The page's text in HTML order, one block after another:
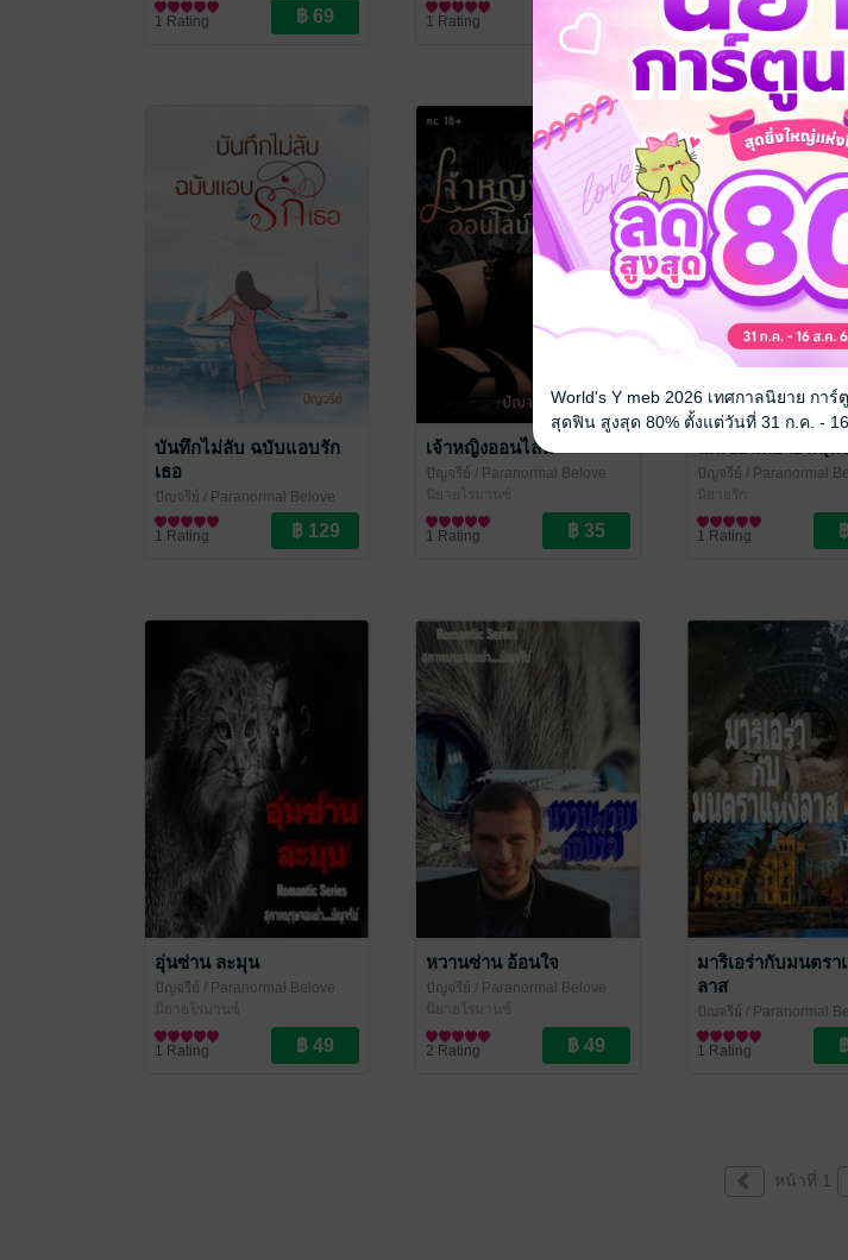
1 Rating 1 Rating 1 Rating
บันทึกไม่ลับ ฉบับแอบรัก
เธอ
ปัญจรีย์ / Paranormal Belove
นิยายรัก
1 Rating
เจ้าหญิงออนไลน์
ปัญจรีย์ / Paranormal Belove
นิยายโรมานซ์
1 Rating
ปัญจรีย์ / Paranormal
นิยายรัก
1 Rating
อุ่นซ่าน ละมุน
ปัญจรีย์ / Paranormal Belove
นิยายโรมานซ์
1 Rating
หวานซ่าน อ้อนใจ
ปัญจรีย์ / Paranormal Belove
นิยายโรมานซ์
2 Rating
มาริเอร่ากับมนตรา
ลาส
ปัญจรีย์ / Paranormal
นิยายแฟนตาซี
1 Rating
หน้าที่ 1
World's Y meb 2026 เทศกาลนิยาย กา
สุดฟิน สูงสุด 80% ตั้งแต่วันที่ 31 ก.ค. -